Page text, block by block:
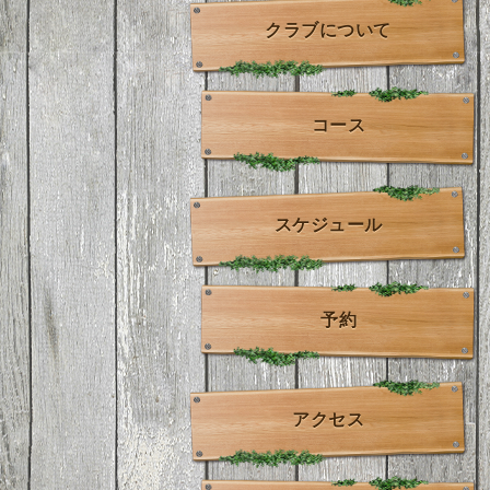
クラブについて
コース
スケジュール
予約
アクセス